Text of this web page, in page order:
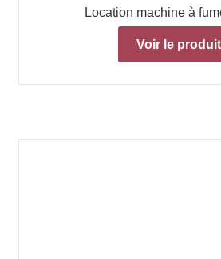
Location machine à
Voir le produit